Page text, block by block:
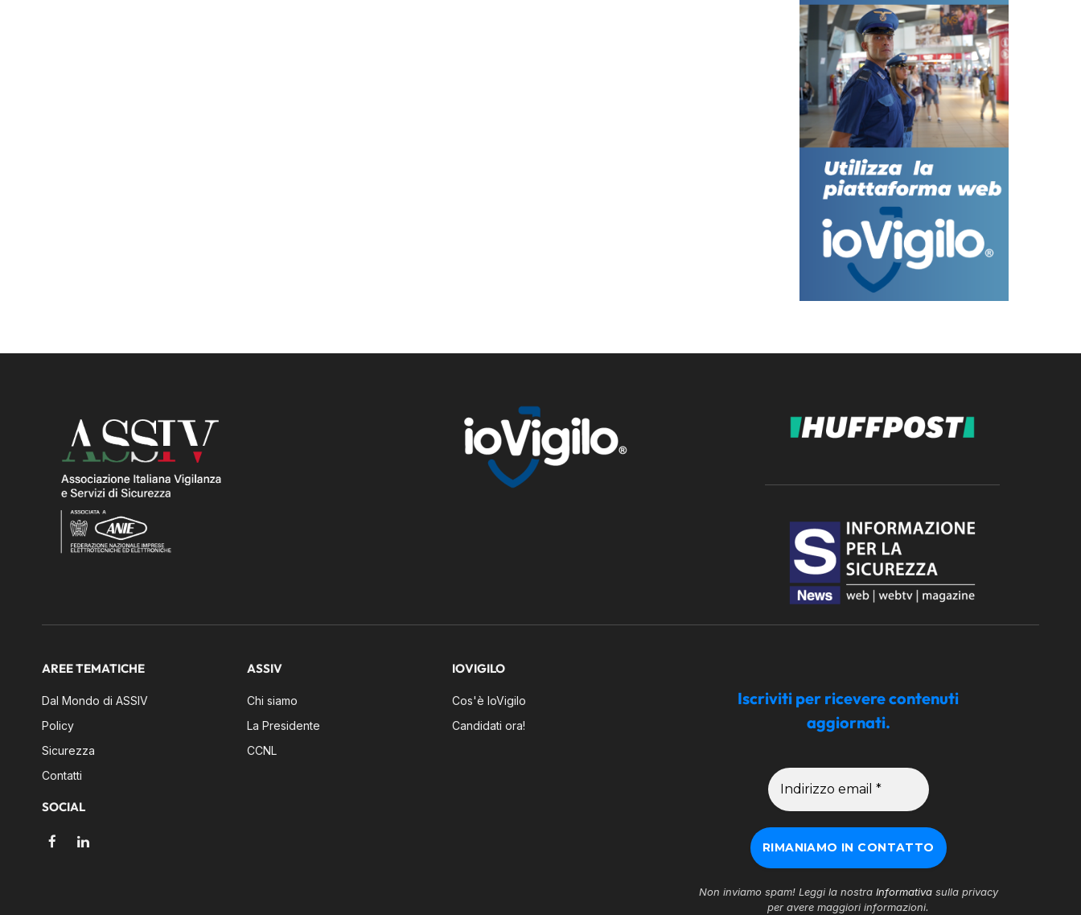
AREE TEMATICHE
Dal Mondo di ASSIV
Policy
Sicurezza
Contatti
SOCIAL
FacebookLinkedIn
ASSIV
Chi siamo
La Presidente
CCNL
IOVIGILO
Cos'è IoVigilo
Candidati ora!
Iscriviti per ricevere contenuti
aggiornati.
Non inviamo spam! Leggi la nostra Informativasulla privacy
per avere maggiori informazioni.